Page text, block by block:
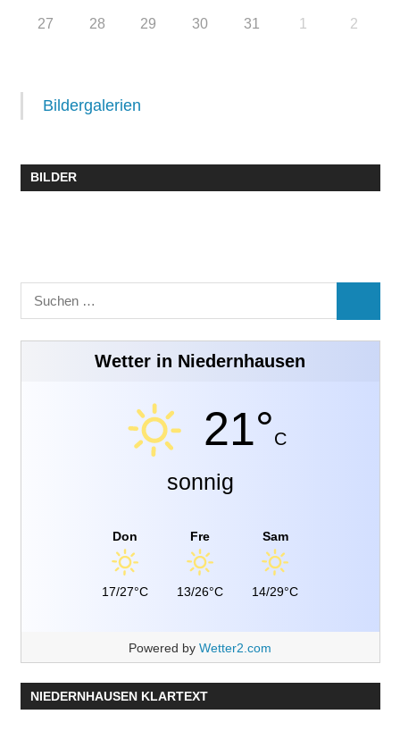
27 28 29 30 31 1 2
Bildergalerien
BILDER
Suchen
nach:
Wetter in Niedernhausen
21°C
sonnig
Don
17/27°C
Fre
13/26°C
Sam
14/29°C
Powered by Wetter2.com
NIEDERNHAUSEN KLARTEXT